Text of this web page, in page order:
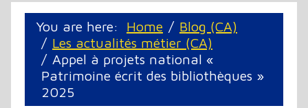
You are here: Home
Blog (CA)
Les actualités métier (CA)
Appel à projets national «
Patrimoine écrit des bibliothèques »
2025